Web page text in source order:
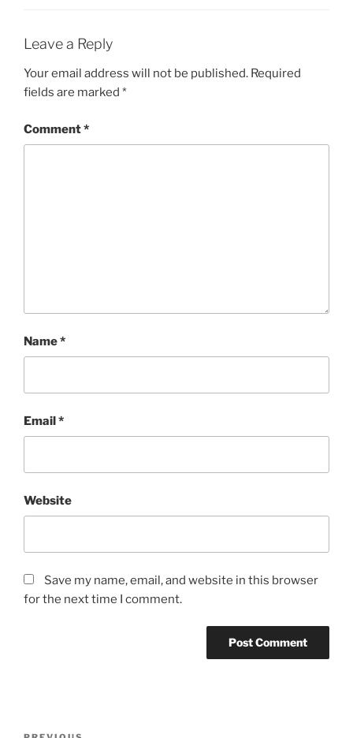
Leave a Reply
Your email address will not be published. Required
fields are marked *
Comment*
Name*
Email*
Website
Save my name, email, and website in this browser
for the next time I comment.